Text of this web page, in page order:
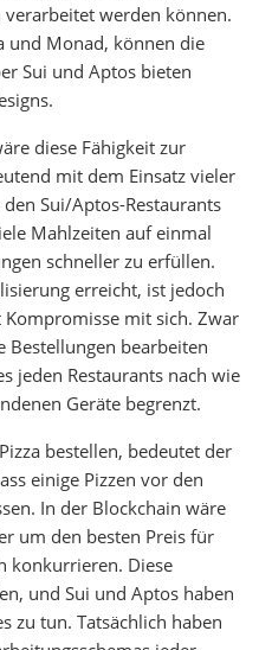
werden können.
und Monad, können die
Sui und Aptos bieten
diese Fähigkeit zur
mit dem Einsatz vieler
Sui/Aptos-Restaurants
Mahlzeiten auf einmal
schneller zu erfüllen.
erreicht, ist jedoch
mit sich. Zwar
Bestellungen bearbeiten
jeden Restaurants nach wie
Geräte begrenzt.
bestellen, bedeutet der
einige Pizzen vor den
In der Blockchain wäre
um den besten Preis für
konkurrieren. Diese
und Sui und Aptos haben
zu tun. Tatsächlich haben